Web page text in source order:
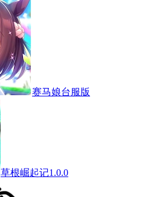
赛马娘台服版
草根崛起记1.0.0